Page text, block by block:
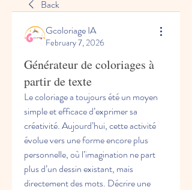
Back
Gcoloriage IA
February 7, 2026
Générateur de coloriages à
partir de texte
Le coloriage a toujours été un moyen
simple et efficace d’exprimer sa
créativité. Aujourd’hui, cette activité
évolue vers une forme encore plus
personnelle, où l’imagination ne part
plus d’un dessin existant, mais
directement des mots. Décrire une